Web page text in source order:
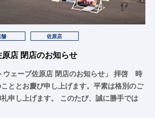
舗 佐原店
店 閉店のお知らせ
ウェーブ佐原店 閉店のお知らせ」 拝啓 時
ととお慶び申し上げます。平素は格別のご
申し上げます。 このたび、誠に勝手では